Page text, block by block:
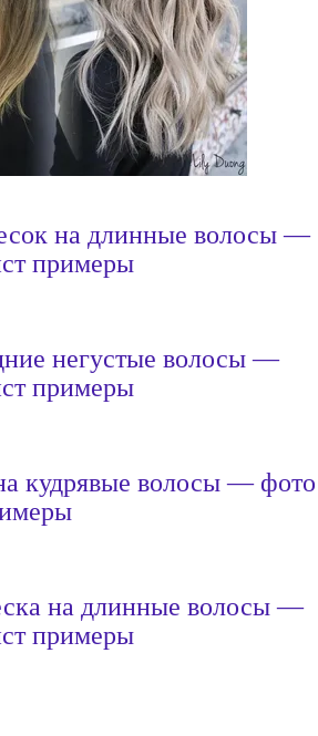
на длинные волосы —
примеры
негустые волосы —
примеры
кудрявые волосы — фото
на длинные волосы —
примеры